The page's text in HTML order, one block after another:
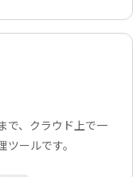
で、クラウド上で一
ールです。